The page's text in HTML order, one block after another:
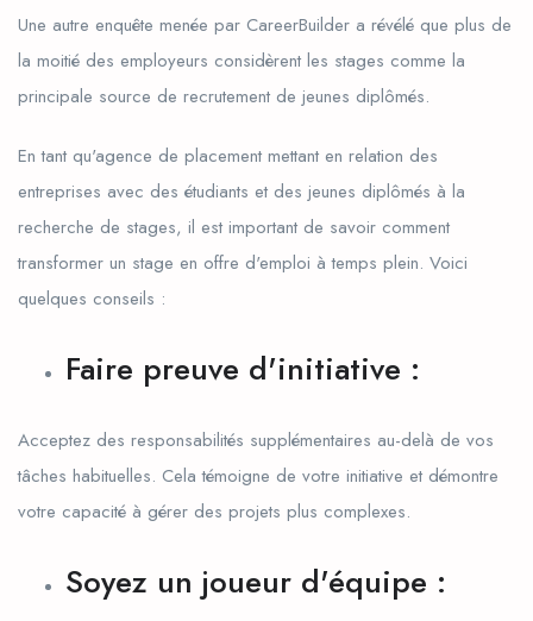
Une autre enquête menée par CareerBuilder a révélé que plus de
la moitié des employeurs considèrent les stages comme la
principale source de recrutement de jeunes diplômés.
En tant qu'agence de placement mettant en relation des
entreprises avec des étudiants et des jeunes diplômés à la
recherche de stages, il est important de savoir comment
transformer un stage en offre d'emploi à temps plein. Voici
quelques conseils :
Faire preuve d'initiative :
Acceptez des responsabilités supplémentaires au-delà de vos
tâches habituelles. Cela témoigne de votre initiative et démontre
votre capacité à gérer des projets plus complexes.
Soyez un joueur d'équipe :